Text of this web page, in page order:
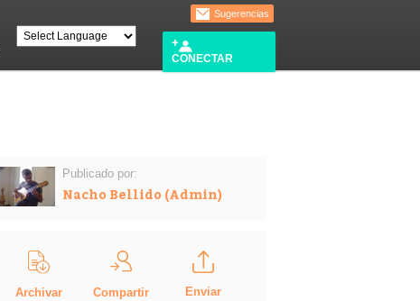
Sugerencias
CONECTAR
Publicado por:
Nacho Bellido (Admin)
Archivar Compartir Enviar